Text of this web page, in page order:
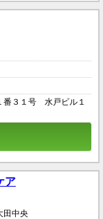
番３１号 水戸ビル１
ア
田中央